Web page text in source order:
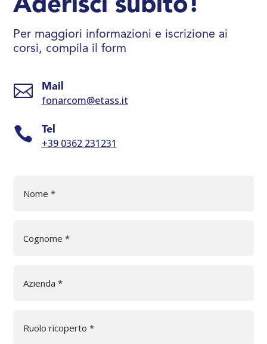
Aderisci subito!
Per maggiori informazioni e iscrizione ai
corsi, compila il form
 Mail
fonarcom@etass.it
 Tel
+39 0362 231231